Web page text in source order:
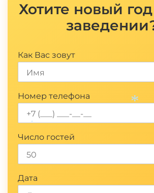
Хотите новый
Как Вас зовут
Номер телефона
Число гостей
Дата
*